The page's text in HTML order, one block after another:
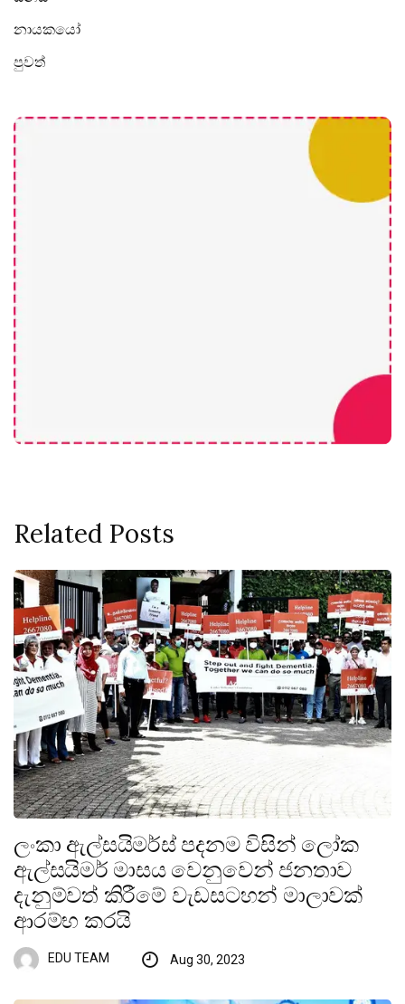
නායකයෝ
පුවත්
Related Posts
ලංකා ඇල්සයිමර්ස් පදනම විසින් ලෝක
ඇල්සයිමර් මාසය වෙනුවෙන් ජනතාව
දැනුම්වත් කිරීමේ වැඩසටහන් මාලාවක්
ආරම්භ කරයි
EDU TEAM Aug 30, 2023